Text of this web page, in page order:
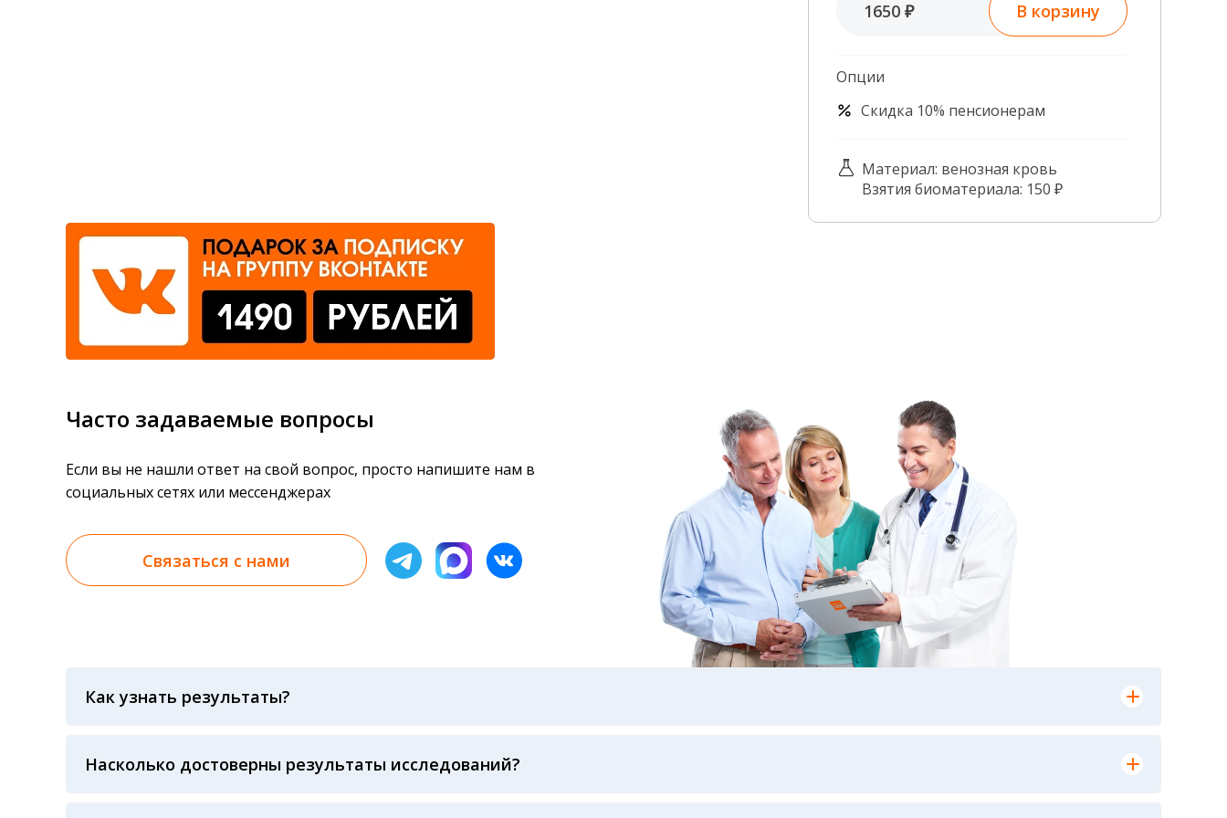
1650 ₽ В корзину
Опции
Скидка 10% пенсионерам
Материал: венозная кровь
Взятия биоматериала: 150 ₽
Часто задаваемые вопросы
Если вы не нашли ответ на свой вопрос, просто напишите нам в
социальных сетях или мессенджерах
Связаться с нами
Как узнать результаты?
анализов при предъявлении паспорта или чека об оплате
Насколько достоверны результаты исследований?
Гарантия качества лабораторных тестов обеспечивается соблюдением международных стандартов выполнения лабораторных исследований и